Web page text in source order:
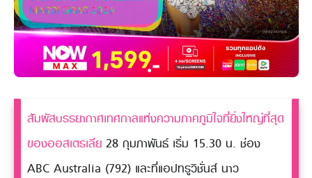
สัมผัสบรรยากาศเทศกาลแห่งความภาคภูมิใจที่ยิ่งใหญ่ที่สุด
ของออสเตรเลีย 28 กุมภาพันธ์ เริ่ม 15.30 น. ช่อง
ABC Australia (792) และที่แอปทรูวิชั่นส์ นาว